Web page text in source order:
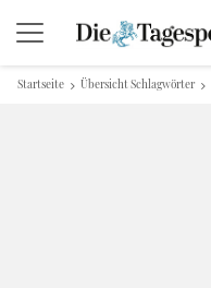
Startseite Übersicht Schlagwörter